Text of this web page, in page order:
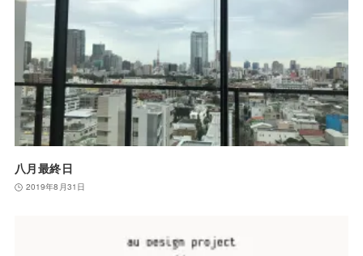
八月最終日
2019年8月31日